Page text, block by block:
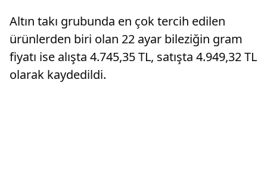
Altın takı grubunda en çok tercih edilen
ürünlerden biri olan 22 ayar bileziğin gram
fiyatı ise alışta 4.745,35 TL, satışta 4.949,32 TL
olarak kaydedildi.